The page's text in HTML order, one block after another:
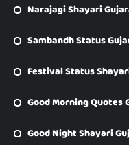
Narajagi Shayari
Sambandh Status
Festival Status
Good Morning Quotes
Good Night Shayari